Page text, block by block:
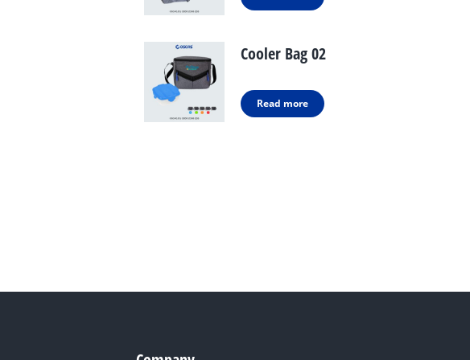
Cooler Bag 02
Read more